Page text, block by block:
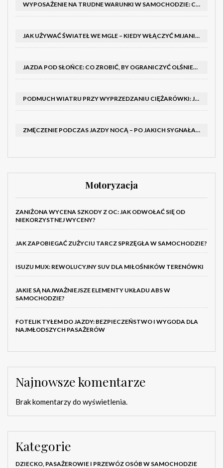
WYPOSAŻENIE NA TRUDNE WARUNKI W SAMOCHODZIE: CO MIEĆ ZIMĄ, W TRASIE I NA WYPADEK AWARII
JAK UŻYWAĆ ŚWIATEŁ WE MGLE – KIEDY WŁĄCZYĆ MIJANIA I PRZECIWMGIELNE ORAZ CZEGO NIE ROBIĆ
JAZDA POD SŁOŃCE: CO ZROBIĆ, BY OGRANICZYĆ OLŚNIENIE I POPRAWIĆ WIDOCZNOŚĆ
PODMUCH WIATRU PRZY WYPRZEDZANIU CIĘŻARÓWKI: JAK UTRZYMAĆ TOR JAZDY I OPANOWAĆ AUTO
ZMĘCZENIE PODCZAS JAZDY NOCĄ – PO JAKICH SYGNAŁACH ROZPOZNAĆ SENNOŚĆ ZA KIEROWNICĄ I KIEDY ZROBIĆ PRZERWĘ
Motoryzacja
ZANIŻONA WYCENA SZKODY Z OC: JAK ODWOŁAĆ SIĘ OD
NIEKORZYSTNEJ WYCENY?
JAK ZAPOBIEGAĆ ZUŻYCIU TARCZ SPRZĘGŁA W SAMOCHODZIE?
ISUZU MUX: REWOLUCYJNY SUV DLA MIŁOŚNIKÓW TERENÓWKI
JAKIE SĄ NAJWAŻNIEJSZE ELEMENTY UKŁADU ABS W
SAMOCHODZIE?
FOTELIK TYŁEM DO JAZDY: BEZPIECZEŃSTWO I WYGODA DLA
NAJMŁODSZYCH PASAŻERÓW
Najnowsze komentarze
Brak komentarzy do wyświetlenia.
Kategorie
DZIECKO, PASAŻEROWIE I PRZEWÓZ OSÓB W SAMOCHODZIE